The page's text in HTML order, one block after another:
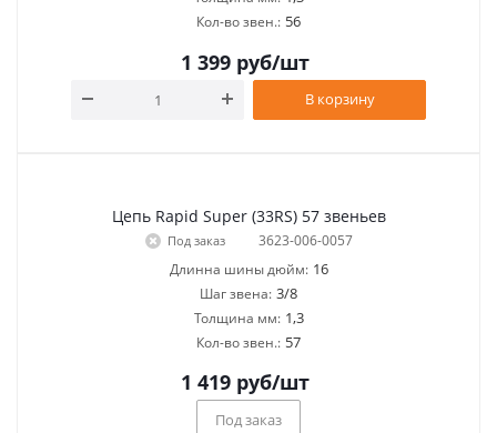
Кол-во звен.: 56
1 399руб/шт
В корзину
Цепь Rapid Super (33RS) 57 звеньев
Под заказ
3623-006-0057
Длинна шины дюйм: 16
Шаг звена: 3/8
Толщина мм: 1,3
Кол-во звен.: 57
1 419руб/шт
Под заказ